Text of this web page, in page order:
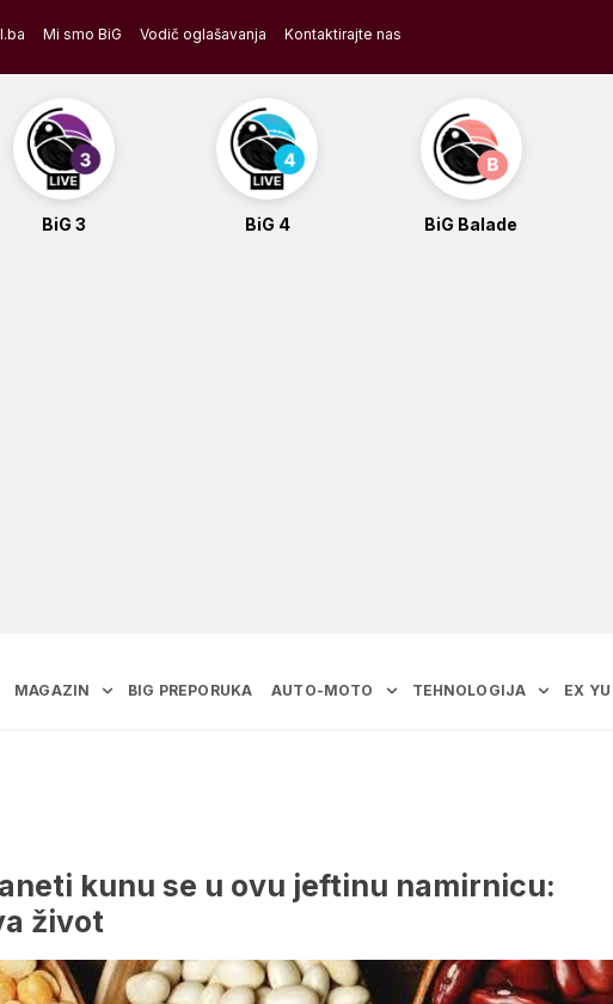
Mi smo BiG Vodič oglašavanja Kontaktirajte nas
BiG 3 BiG 4 BiG Balade
MAGAZIN BIG PREPORUKA AUTO-MOTO TEHNOLOGIJA EX YU
kunu se u ovu jeftinu namirnicu:
život